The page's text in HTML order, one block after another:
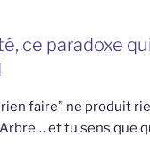
ce paradoxe
faire” ne produit
et tu sens que